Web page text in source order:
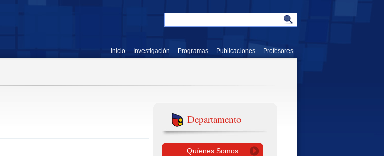
Inicio Investigación Programas Publicaciones Profesores
Departamento
Quíenes Somos